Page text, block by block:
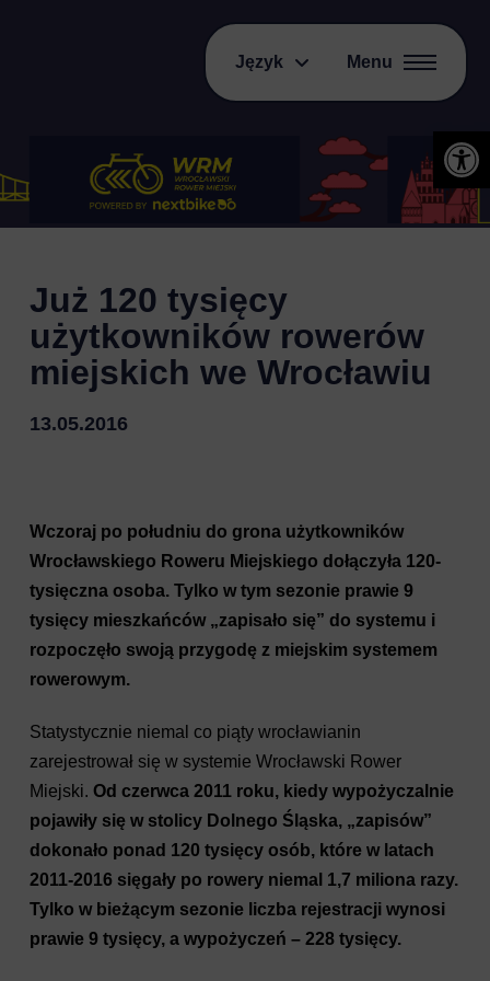
Język Menu
Już 120 tysięcy
użytkowników rowerów
miejskich we Wrocławiu
13.05.2016
Wczoraj po południu do grona użytkowników
Wrocławskiego Roweru Miejskiego dołączyła 120-
tysięczna osoba. Tylko w tym sezonie prawie 9
tysięcy mieszkańców „zapisało się” do systemu i
rozpoczęło swoją przygodę z miejskim systemem
rowerowym.
Statystycznie niemal co piąty wrocławianin
zarejestrował się w systemie Wrocławski Rower
Miejski. Od czerwca 2011 roku, kiedy wypożyczalnie
pojawiły się w stolicy Dolnego Śląska, „zapisów”
dokonało ponad 120 tysięcy osób, które w latach
2011-2016 sięgały po rowery niemal 1,7 miliona razy.
Tylko w bieżącym sezonie liczba rejestracji wynosi
prawie 9 tysięcy, a wypożyczeń – 228 tysięcy.